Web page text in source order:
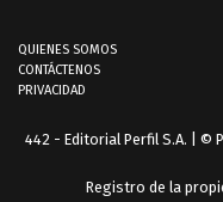
QUIENES SOMOS
CONTÁCTENOS
PRIVACIDAD
442 - Editorial Perfil S.A. | ©
Registro de la